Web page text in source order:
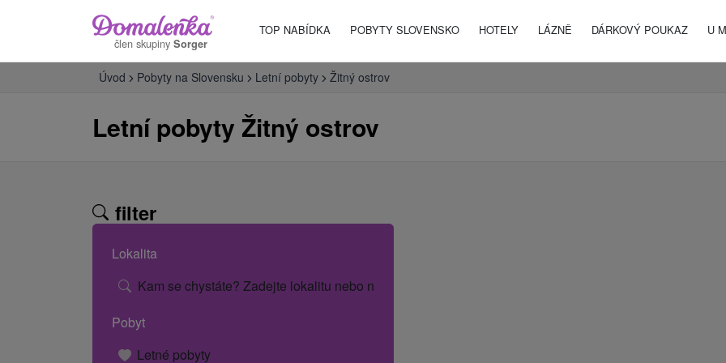
člen skupiny Sorger
TOP NABÍDKA POBYTY SLOVENSKO HOTELY LÁZNĚ DÁRKOVÝ POUKAZ U
Úvod Pobyty na Slovensku Letní pobyty Žitný ostrov
Letní pobyty Žitný ostrov
filter
Lokalita
Kam se chystáte? Zadejte lokalitu nebo název hotelu.
Pobyt
Letné pobyty